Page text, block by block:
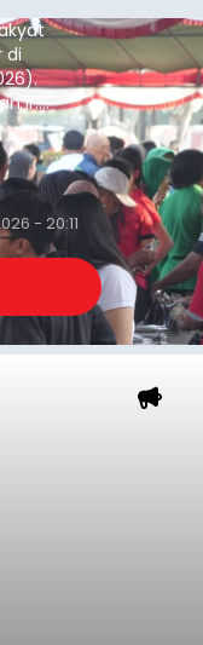
di
Ir.
tersebut
nilai
- 20:11